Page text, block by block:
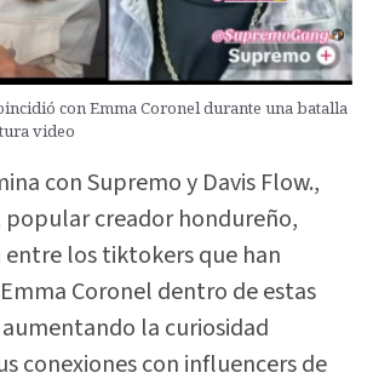
con Emma Coronel durante una batalla
video
con Supremo y Davis Flow.,
popular creador hondureño,
los tiktokers que han
Coronel dentro de estas
la curiosidad
conexiones con influencers de